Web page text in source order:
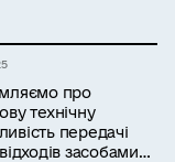
про
технічну
передачі
засобами